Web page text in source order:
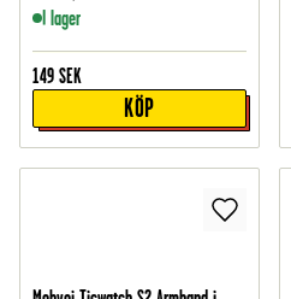
I lager
149 SEK
KÖP